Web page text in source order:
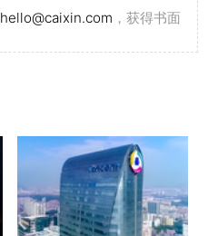
hello@caixin.com ，获得书面